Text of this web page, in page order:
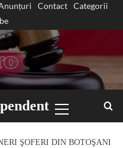
Contact
Categorii
Menu
ŞOFERI DIN BOTOŞANI